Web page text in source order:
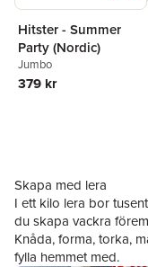
Hitster - Summer
Party (Nordic)
Jumbo
379 kr
Skapa med lera
I ett kilo lera bor
du skapa vackra
Knåda, forma, torka,
fylla hemmet med.